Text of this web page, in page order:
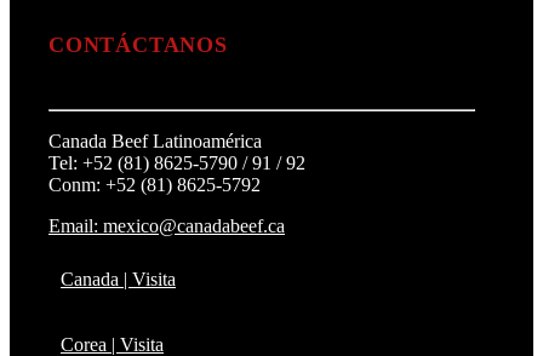
CONTÁCTANOS
Canada Beef Latinoamérica
Tel: +52 (81) 8625-5790 / 91 / 92
Conm: +52 (81) 8625-5792
Email: mexico@canadabeef.ca
Canada | Visita
Corea | Visita